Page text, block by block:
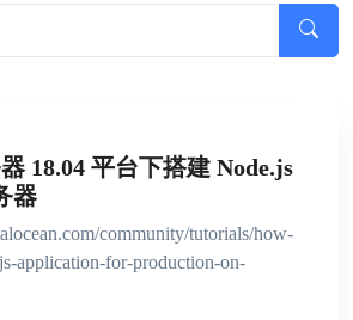
18.04 平台下搭建 Node.js
器
community/tutorials/how-
application-for-production-on-